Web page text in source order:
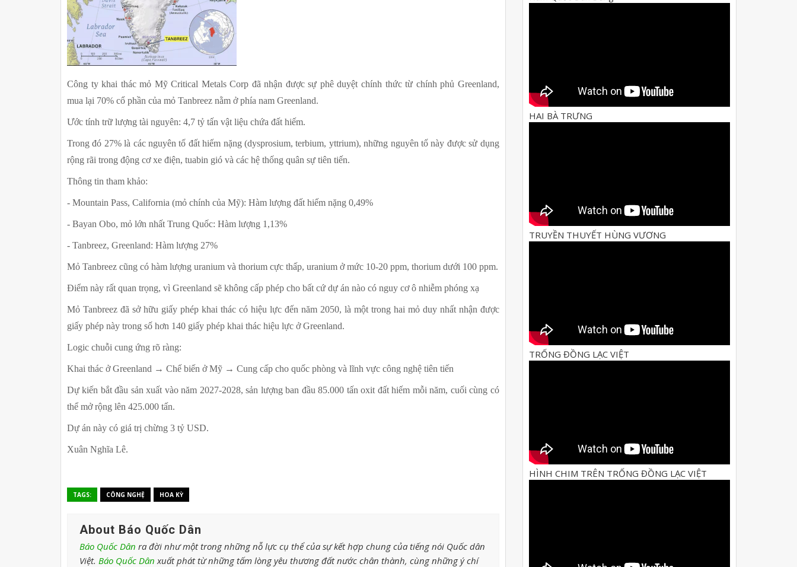
Công ty khai thác mỏ Mỹ Critical Metals Corp đã nhận được sự phê duyệt chính thức từ chính phủ Greenland,
mua lại 70% cổ phần của mỏ Tanbreez nằm ở phía nam Greenland.
Ước tính trữ lượng tài nguyên: 4,7 tỷ tấn vật liệu chứa đất hiếm.
Trong đó 27% là các nguyên tố đất hiếm nặng (dysprosium, terbium, yttrium), những nguyên tố này được sử dụng
rộng rãi trong động cơ xe điện, tuabin gió và các hệ thống quân sự tiên tiến.
Thông tin tham khảo:
- Mountain Pass, California (mỏ chính của Mỹ): Hàm lượng đất hiếm nặng 0,49%
- Bayan Obo, mỏ lớn nhất Trung Quốc: Hàm lượng 1,13%
- Tanbreez, Greenland: Hàm lượng 27%
Mỏ Tanbreez cũng có hàm lượng uranium và thorium cực thấp, uranium ở mức 10-20 ppm, thorium dưới 100 ppm.
Điểm này rất quan trọng, vì Greenland sẽ không cấp phép cho bất cứ dự án nào có nguy cơ ô nhiễm phóng xạ
Mỏ Tanbreez đã sở hữu giấy phép khai thác có hiệu lực đến năm 2050, là một trong hai mỏ duy nhất nhận được
giấy phép này trong số hơn 140 giấy phép khai thác hiệu lực ở Greenland.
Logic chuỗi cung ứng rõ ràng:
Khai thác ở Greenland → Chế biến ở Mỹ → Cung cấp cho quốc phòng và lĩnh vực công nghệ tiên tiến
Dự kiến bắt đầu sản xuất vào năm 2027-2028, sản lượng ban đầu 85.000 tấn oxit đất hiếm mỗi năm, cuối cùng có
thể mở rộng lên 425.000 tấn.
Dự án này có giá trị chừng 3 tỷ USD.
Xuân Nghĩa Lê.
TAGS: CÔNG NGHỆ HOA KỲ
About Báo Quốc Dân
Báo Quốc Dân ra đời như một trong những nỗ lực cụ thể của sự kết hợp chung của tiếng nói Quốc dân
Việt. Báo Quốc Dân xuất phát từ những tấm lòng yêu thương đất nước chân thành, cùng những ý chí
HAI BÀ TRƯNG
TRUYỀN THUYẾT HÙNG VƯƠNG
TRỐNG ĐỒNG LẠC VIỆT
HÌNH CHIM TRÊN TRỐNG ĐỒNG LẠC VIỆT